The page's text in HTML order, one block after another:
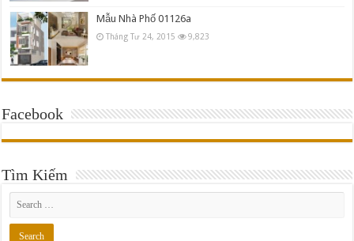
Mẫu Nhà Phố 01126a
Tháng Tư 24, 2015 9,823
Facebook
Tìm Kiếm